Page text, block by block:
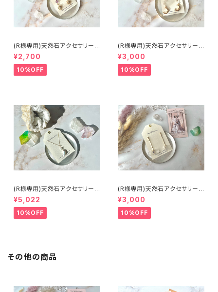
(R様専用)天然石アクセサリー/
ピアス/ヒーリング入
¥2,700
10%OFF
(R様専用)天然石アクセサリー/
ピアス/ヒーリング入
¥3,000
10%OFF
(R様専用)天然石アクセサリー/
ネックレス/ヒーリング入
¥5,022
10%OFF
(R様専用)天然石アクセサリー/
イヤリング/ヒーリング入
¥3,000
10%OFF
その他の商品